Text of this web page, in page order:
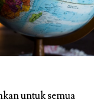
untuk semua